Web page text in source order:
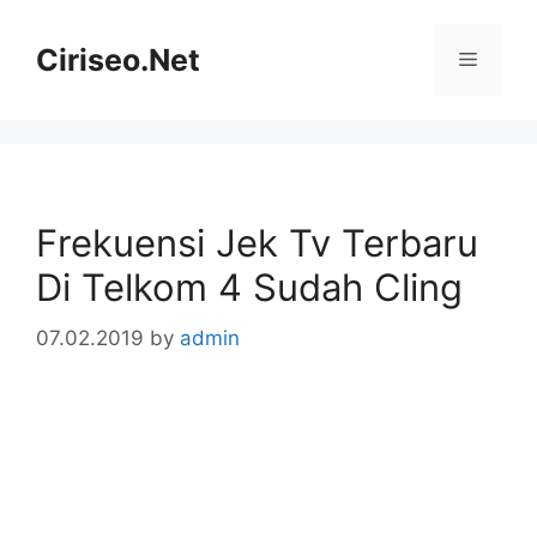
contentCiriseo.Net Menu
Frekuensi Jek Tv Terbaru
Di Telkom 4 Sudah Cling
07.02.2019 by admin